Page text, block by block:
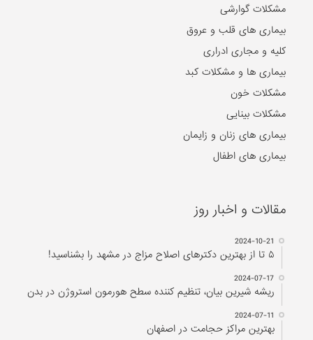
مشکلات گوارشی
بیماری های قلب و عروق
کلیه و مجاری ادراری
بیماری ها و مشکلات کبد
مشکلات خون
مشکلات بینایی
بیماری های زنان و زایمان
بیماری های اطفال
مقالات و اخبار روز
2024-10-21
۵ تا از بهترین دکتر‌های اصلاح مزاج در مشهد را بشناسید!
2024-07-17
ریشه شیرین بیان، تنظیم کننده سطح هورمون استروژن در بدن
2024-07-11
بهترین مراکز حجامت در اصفهان